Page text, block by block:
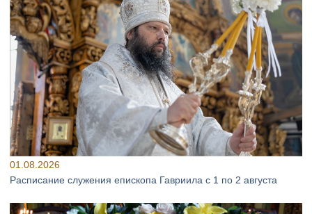
01.08.2026
Расписание служения епископа Гавриила с 1 по 2 августа